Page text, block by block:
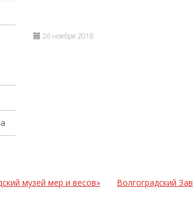
26 ноября 2018
музей мер и весов» Волгоградский